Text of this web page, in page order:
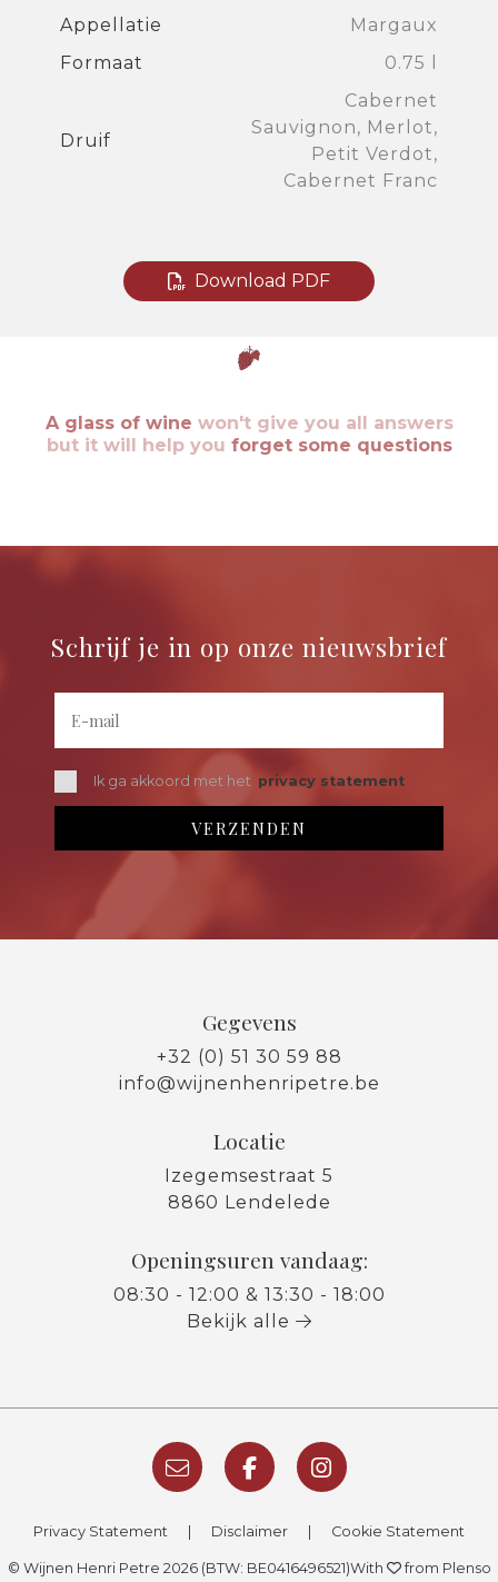
Appellatie
Margaux
Formaat
0.75 l
Druif
Cabernet
Sauvignon, Merlot,
Petit Verdot,
Cabernet Franc
Download PDF
A glass of wine won't give you all answers
but it will help you forget some questions
Schrijf je in op onze nieuwsbrief
Ik ga akkoord met het privacy statement
Gegevens
+32 (0) 51 30 59 88
info@wijnenhenripetre.be
Locatie
Izegemsestraat 5
8860 Lendelede
Openingsuren vandaag:
08:30 - 12:00 & 13:30 - 18:00
Bekijk alle
Privacy Statement Disclaimer Cookie Statement
© Wijnen Henri Petre 2026 (BTW: BE0416496521)With from Plenso